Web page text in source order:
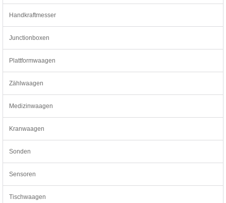
Handkraftmesser
Junctionboxen
Plattformwaagen
Zählwaagen
Medizinwaagen
Kranwaagen
Sonden
Sensoren
Tischwaagen